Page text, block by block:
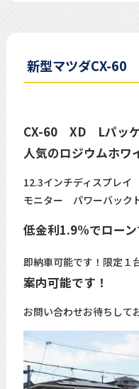
新型マツダCX-60
CX-60 XD Lパッ
人気のロジウムホワ
12.3インチディスプレ
モニター パワーバック
低金利1.9%でロー
即納車可能です！限定１
案内可能です！
お問い合わせお待ちして